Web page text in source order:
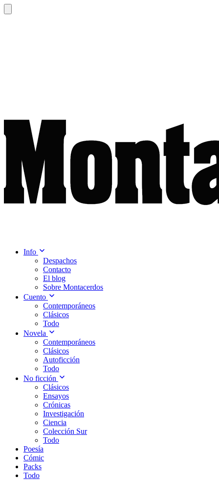
Info
Despachos
Contacto
El blog
Sobre Montacerdos
Cuento
Contemporáneos
Clásicos
Todo
Novela
Contemporáneos
Clásicos
Autoficción
Todo
No ficción
Clásicos
Ensayos
Crónicas
Investigación
Ciencia
Colección Sur
Todo
Poesía
Cómic
Packs
Todo